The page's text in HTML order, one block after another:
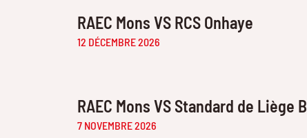
RAEC Mons VS RCS Onhaye
12 DÉCEMBRE 2026
RAEC Mons VS Standard de Liège B
7 NOVEMBRE 2026